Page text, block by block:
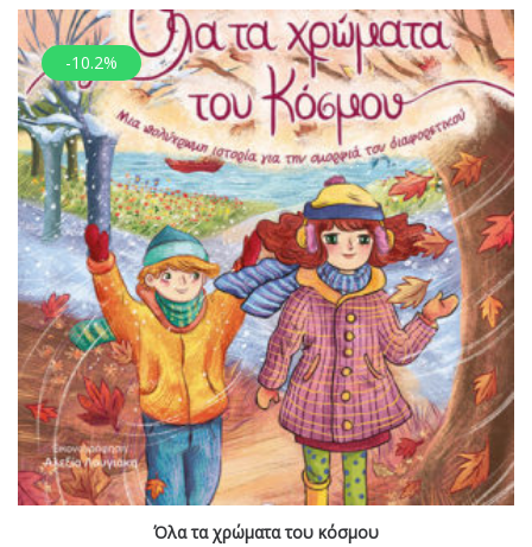
-10.2%
Όλα τα χρώματα του κόσμου